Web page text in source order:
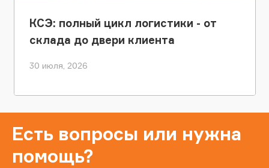
КСЭ: полный цикл логистики - от
склада до двери клиента
30 июля, 2026
Есть вопросы или нужна
помощь?